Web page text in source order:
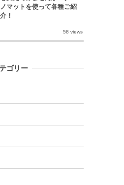
ノマットを使って各種ご紹
介！
58 views
ゴリー